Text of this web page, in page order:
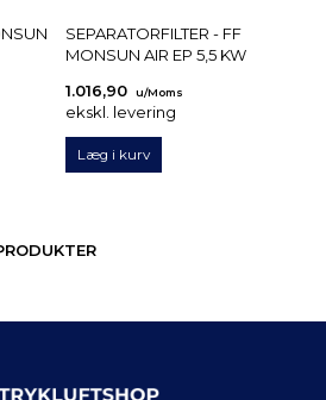
SEPARATORFILTER - FF
MONSUN AIR EP 5,5 KW
1.016,90
u/Moms
ekskl. levering
Læg i kurv